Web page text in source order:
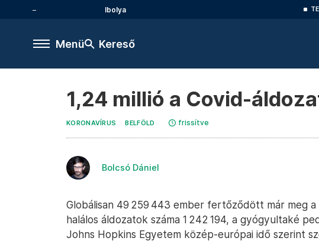
Ibolya
Menü Kereső
1,24 millió a Covid-
KORONAVÍRUS BELFÖLD frissítve
Bolcsó Dániel
Globálisan 49 259 443 ember fertőződött már meg
halálos áldozatok száma 1 242 194, a gyógyultaké
Johns Hopkins Egyetem közép-európai idő szerint